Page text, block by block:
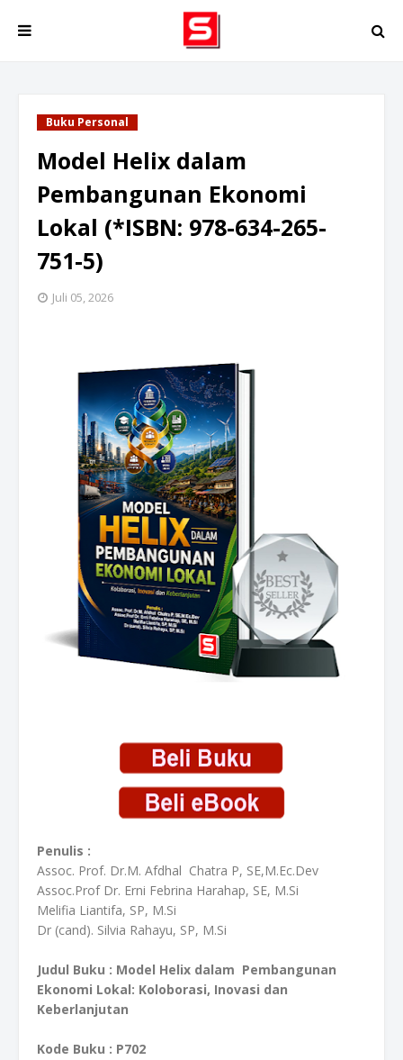
Buku Personal
Model Helix dalam
Pembangunan Ekonomi
Lokal (*ISBN: 978-634-265-
751-5)
Juli 05, 2026
Penulis :
Assoc. Prof. Dr.M. Afdhal Chatra P, SE,M.Ec.Dev
Assoc.Prof Dr. Erni Febrina Harahap, SE, M.Si
Melifia Liantifa, SP, M.Si
Dr (cand). Silvia Rahayu, SP, M.Si
Judul Buku : Model Helix dalam Pembangunan
Ekonomi Lokal: Koloborasi, Inovasi dan
Keberlanjutan
Kode Buku : P702